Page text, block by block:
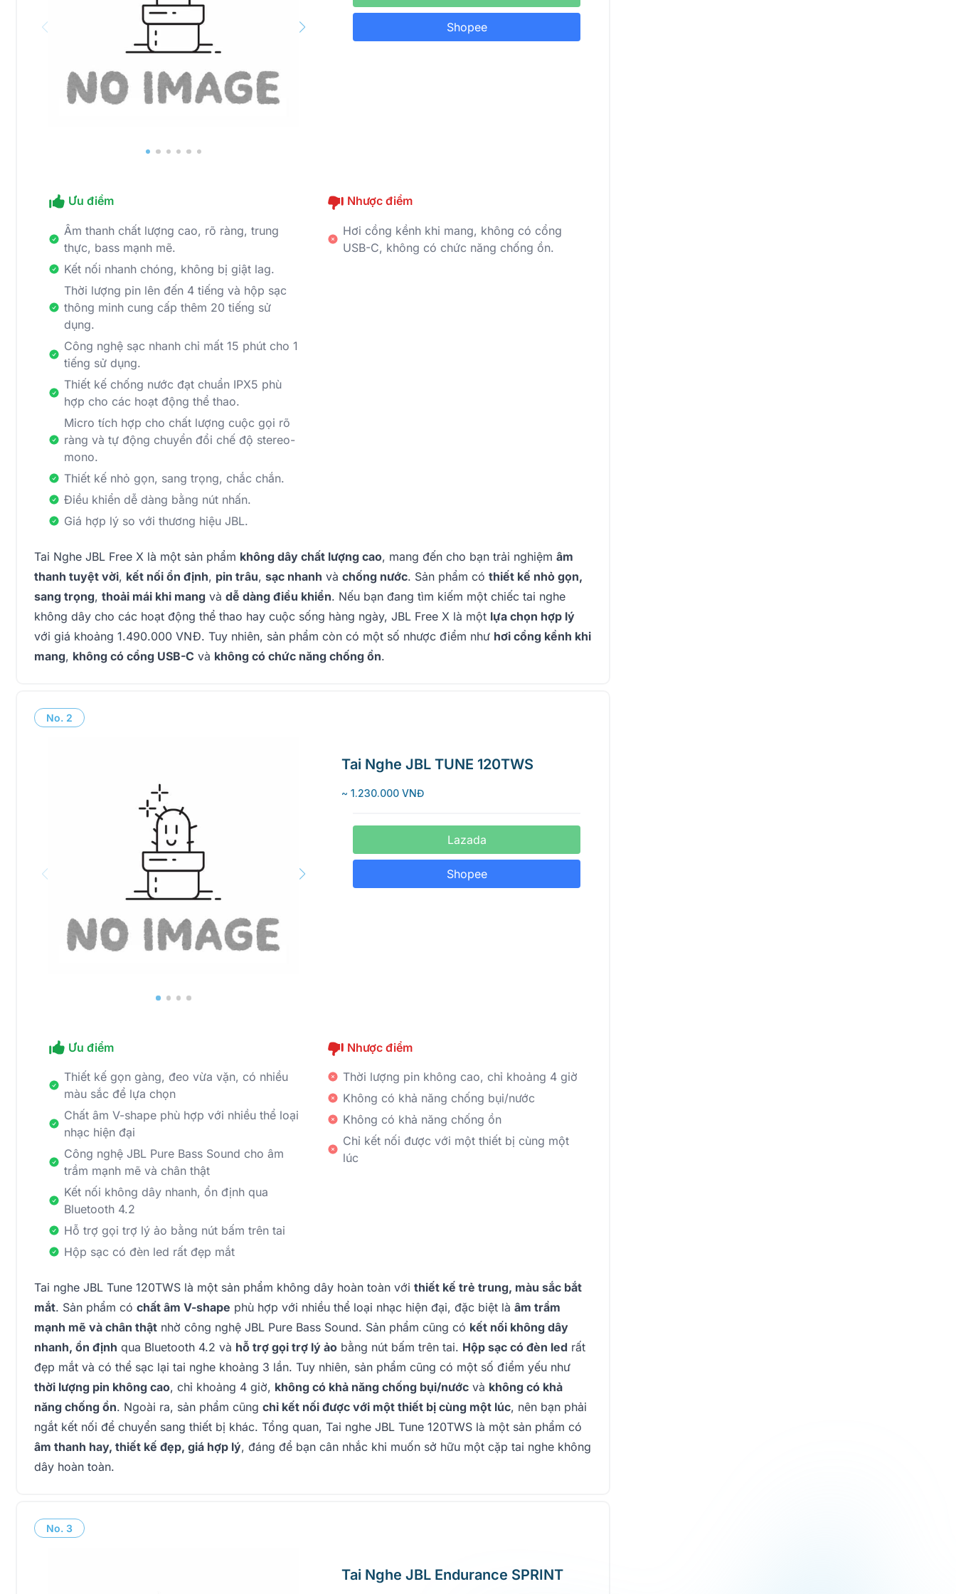
Shopee
Ưu điểm
Âm thanh chất lượng cao, rõ ràng, trung
thực, bass mạnh mẽ.
Kết nối nhanh chóng, không bị giật lag.
Thời lượng pin lên đến 4 tiếng và hộp sạc
thông minh cung cấp thêm 20 tiếng sử
dụng.
Công nghệ sạc nhanh chỉ mất 15 phút cho 1
tiếng sử dụng.
Thiết kế chống nước đạt chuẩn IPX5 phù
hợp cho các hoạt động thể thao.
Micro tích hợp cho chất lượng cuộc gọi rõ
ràng và tự động chuyển đổi chế độ stereo-
mono.
Thiết kế nhỏ gọn, sang trọng, chắc chắn.
Điều khiển dễ dàng bằng nút nhấn.
Giá hợp lý so với thương hiệu JBL.
Nhược điểm
Hơi cồng kềnh khi mang, không có cổng
USB-C, không có chức năng chống ồn.
Tai Nghe JBL Free X là một sản phẩm không dây chất lượng cao, mang đến cho bạn trải nghiệm âm
thanh tuyệt vời, kết nối ổn định, pin trâu, sạc nhanh và chống nước. Sản phẩm có thiết kế nhỏ gọn,
sang trọng, thoải mái khi mang và dễ dàng điều khiển. Nếu bạn đang tìm kiếm một chiếc tai nghe
không dây cho các hoạt động thể thao hay cuộc sống hàng ngày, JBL Free X là một lựa chọn hợp lý
với giá khoảng 1.490.000 VNĐ. Tuy nhiên, sản phẩm còn có một số nhược điểm như hơi cồng kềnh khi
mang, không có cổng USB-C và không có chức năng chống ồn.
No. 2
Tai Nghe JBL TUNE 120TWS
~ 1.230.000 VNĐ
Lazada
Shopee
Ưu điểm
Thiết kế gọn gàng, đeo vừa vặn, có nhiều
màu sắc để lựa chọn
Chất âm V-shape phù hợp với nhiều thể loại
nhạc hiện đại
Công nghệ JBL Pure Bass Sound cho âm
trầm mạnh mẽ và chân thật
Kết nối không dây nhanh, ổn định qua
Bluetooth 4.2
Hỗ trợ gọi trợ lý ảo bằng nút bấm trên tai
Hộp sạc có đèn led rất đẹp mắt
Nhược điểm
Thời lượng pin không cao, chỉ khoảng 4 giờ
Không có khả năng chống bụi/nước
Không có khả năng chống ồn
Chỉ kết nối được với một thiết bị cùng một
lúc
Tai nghe JBL Tune 120TWS là một sản phẩm không dây hoàn toàn với thiết kế trẻ trung, màu sắc bắt
mắt. Sản phẩm có chất âm V-shape phù hợp với nhiều thể loại nhạc hiện đại, đặc biệt là âm trầm
mạnh mẽ và chân thật nhờ công nghệ JBL Pure Bass Sound. Sản phẩm cũng có kết nối không dây
nhanh, ổn định qua Bluetooth 4.2 và hỗ trợ gọi trợ lý ảo bằng nút bấm trên tai. Hộp sạc có đèn led rất
đẹp mắt và có thể sạc lại tai nghe khoảng 3 lần. Tuy nhiên, sản phẩm cũng có một số điểm yếu như
thời lượng pin không cao, chỉ khoảng 4 giờ, không có khả năng chống bụi/nước và không có khả
năng chống ồn. Ngoài ra, sản phẩm cũng chỉ kết nối được với một thiết bị cùng một lúc, nên bạn phải
ngắt kết nối để chuyển sang thiết bị khác. Tổng quan, Tai nghe JBL Tune 120TWS là một sản phẩm có
âm thanh hay, thiết kế đẹp, giá hợp lý, đáng để bạn cân nhắc khi muốn sở hữu một cặp tai nghe không
dây hoàn toàn.
No. 3
Tai Nghe JBL Endurance SPRINT